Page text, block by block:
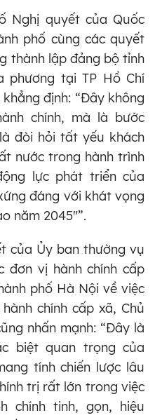
Nghị quyết của Quốc
phố cùng các quyết
thành lập đảng bộ tỉnh
phương tại TP Hồ Chí
định: “Đây không
chính, mà là bước
đòi hỏi tất yếu khách
nước trong hành trình
lực phát triển của
đáng với khát vọng
năm 2045"”.
của Ủy ban thường vụ
đơn vị hành chính cấp
phố Hà Nội về việc
chính cấp xã, Chủ
nhấn mạnh: “Đây là
biệt quan trọng của
tính chiến lược lâu
trị rất lớn trong việc
chính tinh, gọn, hiệu